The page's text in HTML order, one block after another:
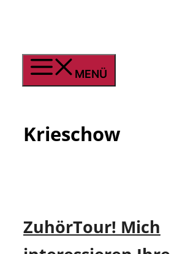
springen
MENÜ
Krieschow
ZuhörTour! Mich